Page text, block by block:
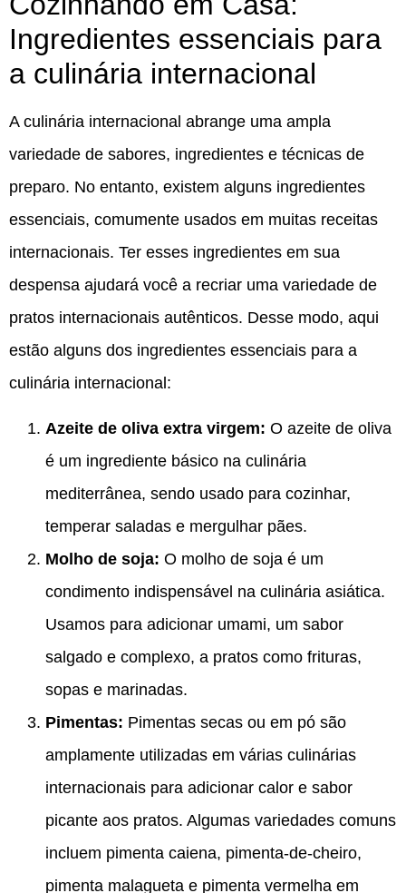
Ingredientes essenciais para
a culinária internacional
A culinária internacional abrange uma ampla
variedade de sabores, ingredientes e técnicas de
preparo. No entanto, existem alguns ingredientes
essenciais, comumente usados em muitas receitas
internacionais. Ter esses ingredientes em sua
despensa ajudará você a recriar uma variedade de
pratos internacionais autênticos. Desse modo, aqui
estão alguns dos ingredientes essenciais para a
culinária internacional:
Azeite de oliva extra virgem: O azeite de oliva
é um ingrediente básico na culinária
mediterrânea, sendo usado para cozinhar,
temperar saladas e mergulhar pães.
Molho de soja: O molho de soja é um
condimento indispensável na culinária asiática.
Usamos para adicionar umami, um sabor
salgado e complexo, a pratos como frituras,
sopas e marinadas.
Pimentas: Pimentas secas ou em pó são
amplamente utilizadas em várias culinárias
internacionais para adicionar calor e sabor
picante aos pratos. Algumas variedades comuns
incluem pimenta caiena, pimenta-de-cheiro,
pimenta malagueta e pimenta vermelha em